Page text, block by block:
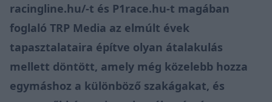
racingline.hu/-t és P1race.hu-t magában
foglaló TRP Media az elmúlt évek
tapasztalataira építve olyan átalakulás
mellett döntött, amely még közelebb hozza
egymáshoz a különböző szakágakat, és